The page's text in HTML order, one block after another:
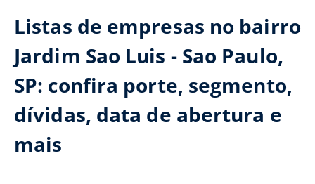
Listas de empresas no bairro
Jardim Sao Luis - Sao Paulo,
SP: confira porte, segmento,
dívidas, data de abertura e
mais